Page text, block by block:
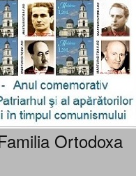
Ortodoxa